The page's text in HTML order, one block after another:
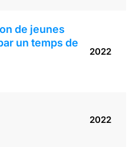
de jeunes
un temps de
2022
2022